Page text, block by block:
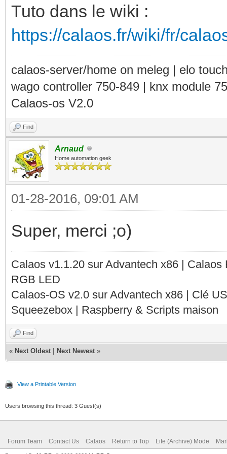
Tuto dans le wiki :
https://calaos.fr/wiki/fr/
calaos-server/home on meleg | elo
wago controller 750-849 | knx module
Calaos-os V2.0
Find
Arnaud
Home automation geek
01-28-2016, 09:01 AM
Super, merci ;o)
Calaos v1.1.20 sur Advantech x86 |
RGB LED
Calaos-OS v2.0 sur Advantech x86 | Clé
Squeezebox | Raspberry & Scripts maison
Find
« Next Oldest Next Newest »
View a Printable Version
Users browsing this thread: 3 Guest(s)
Forum Team Contact Us Calaos Return to Top Lite (Archive) Mode